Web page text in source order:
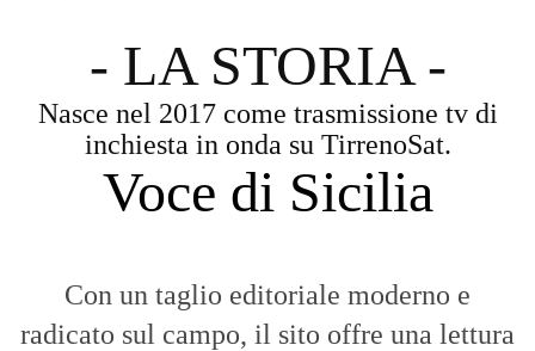
- LA STORIA -
Nasce nel 2017 come trasmissione tv di
inchiesta in onda su TirrenoSat.
Voce di Sicilia
Con un taglio editoriale moderno e
radicato sul campo, il sito offre una lettura